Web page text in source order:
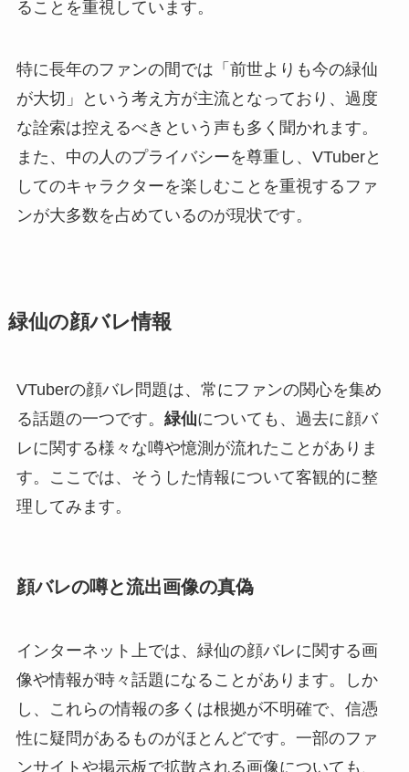
ることを重視しています。
特に長年のファンの間では「前世よりも今の緑仙
が大切」という考え方が主流となっており、過度
な詮索は控えるべきという声も多く聞かれます。
また、中の人のプライバシーを尊重し、VTuberと
してのキャラクターを楽しむことを重視するファ
ンが大多数を占めているのが現状です。
緑仙の顔バレ情報
VTuberの顔バレ問題は、常にファンの関心を集め
る話題の一つです。 緑仙についても、過去に顔バ
レに関する様々な噂や憶測が流れたことがありま
す。ここでは、そうした情報について客観的に整
理してみます。
顔バレの噂と流出画像の真偽
インターネット上では、緑仙の顔バレに関する画
像や情報が時々話題になることがあります。しか
し、これらの情報の多くは根拠が不明確で、信憑
性に疑問があるものがほとんどです。一部のファ
ンサイトや掲示板で拡散される画像についても、